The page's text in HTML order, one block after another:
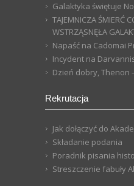
Galaktyka świętuje
TAJEMNICZA ŚMIERĆ
WSTRZĄSNĘŁA
Napaść na Cadomai
Incydent na
Dzień dobry, Thenon
Rekrutacja
Jak dołączyć do
Składanie podania
Poradnik pisania
Streszczenie fabuły